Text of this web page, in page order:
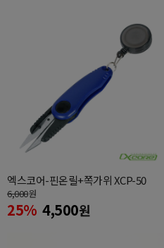
엑스코어-핀온릴+쪽가위 XCP-50
6,000원
25% 4,500원